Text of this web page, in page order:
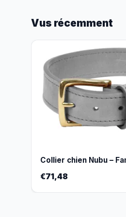
Vus récemment
Collier chien Nubu –
€71,48